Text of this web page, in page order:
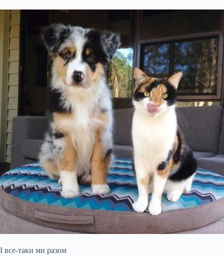
І все-таки ми разом